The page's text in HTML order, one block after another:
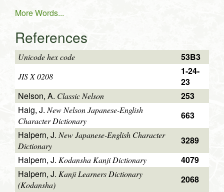
More Words...
References
Unicode hex code 53B3
JIS X 0208
1-24-
23
Nelson, A. Classic Nelson
253
Haig, J.New Nelson Japanese-English
Character Dictionary
663
Halpern, J. New Japanese-English Character
Dictionary
3289
Halpern, J. Kodansha Kanji Dictionary
4079
Halpern, J. Kanji Learners Dictionary
(Kodansha)
2068